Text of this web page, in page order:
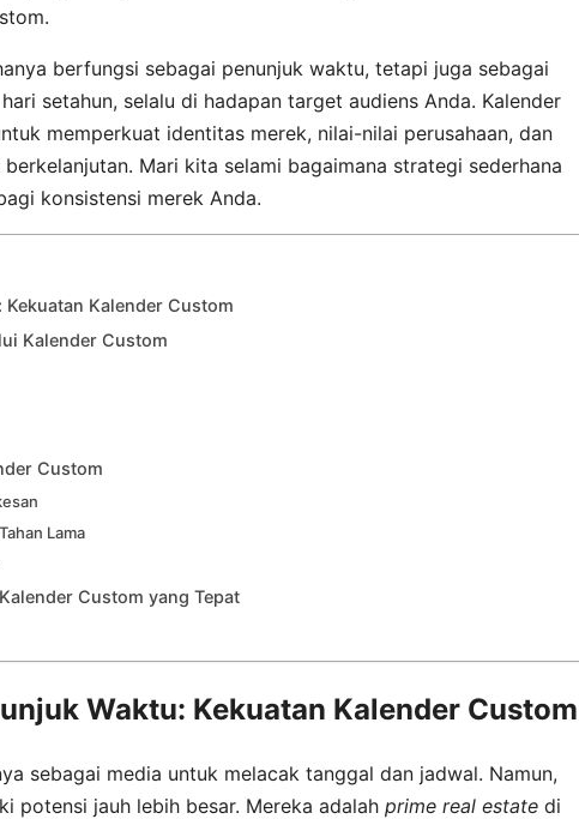
berfungsi sebagai penunjuk waktu, tetapi juga sebagai
setahun, selalu di hadapan target audiens Anda. Kalender
memperkuat identitas merek, nilai-nilai perusahaan, dan
Mari kita selami bagaimana strategi sederhana
konsistensi merek Anda.
Kalender Custom
Kalender Custom
Custom
Lama
Custom yang Tepat
Waktu: Kekuatan Kalender Custom
sebagai media untuk melacak tanggal dan jadwal. Namun,
potensi jauh lebih besar. Mereka adalah prime real estate di